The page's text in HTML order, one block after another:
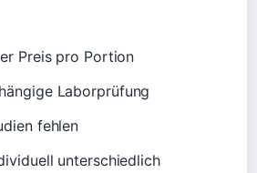
Preis pro Portion
Laborprüfung
fehlen
unterschiedlich